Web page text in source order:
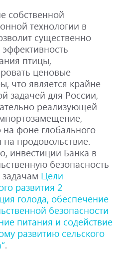
собственной
технологии в
существенно
птицы,
ценовые
что является крайне
задачей для России,
реализующей
фоне глобального
на продовольствие.
инвестиции Банка в
безопасность
Цели
развития 2
голода, обеспечение
безопасности
питания и содействие
развитию сельского
.